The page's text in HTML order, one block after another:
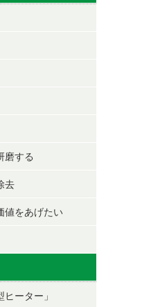
磨する
去
値をあげたい
ーター」